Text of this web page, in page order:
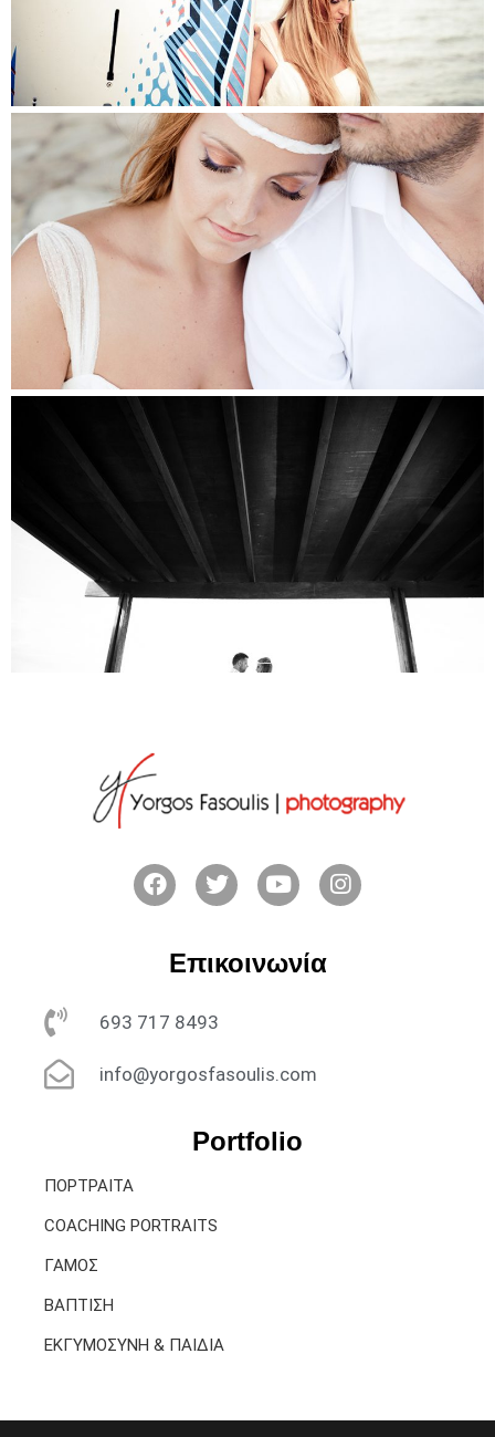
Επικοινωνία
693 717 8493
info@yorgosfasoulis.com
Portfolio
ΠΟΡΤΡΑΙΤΑ
COACHING PORTRAITS
ΓΑΜΟΣ
ΒΑΠΤΙΣΗ
ΕΚΓΥΜΟΣΥΝΗ & ΠΑΙΔΙΑ